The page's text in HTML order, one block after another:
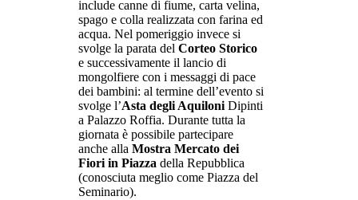
include canne di fiume, carta velina,
spago e colla realizzata con farina ed
acqua. Nel pomeriggio invece si
svolge la parata del Corteo Storico
e successivamente il lancio di
mongolfiere con i messaggi di pace
dei bambini: al termine dell’evento si
svolge l’Asta degli AquiloniDipinti
a Palazzo Roffia. Durante tutta la
giornata è possibile partecipare
anche alla Mostra Mercato dei
Fiori in Piazza della Repubblica
(conosciuta meglio come Piazza del
Seminario).